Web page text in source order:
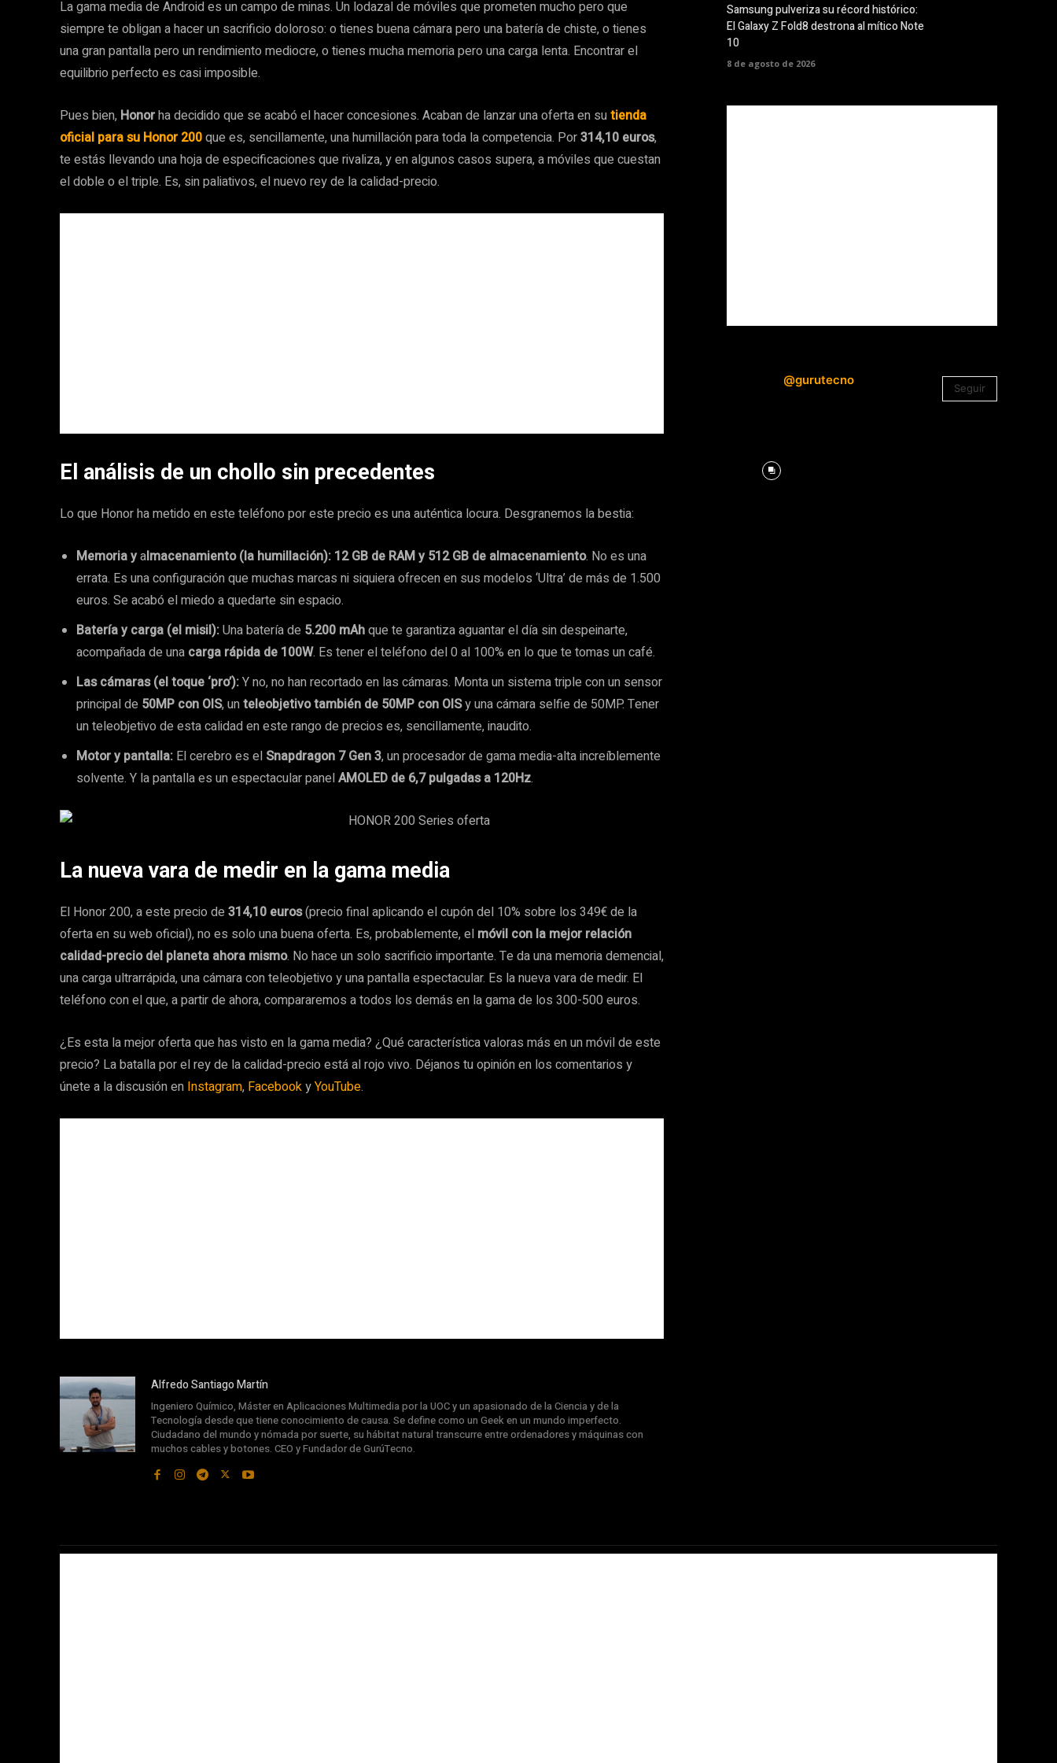
La gama media de Android es un campo de minas. Un lodazal de móviles que prometen mucho pero que
siempre te obligan a hacer un sacrificio doloroso: o tienes buena cámara pero una batería de chiste, o tienes
una gran pantalla pero un rendimiento mediocre, o tienes mucha memoria pero una carga lenta. Encontrar el
equilibrio perfecto es casi imposible.
Pues bien, Honorha decidido que se acabó el hacer concesiones. Acaban de lanzar una oferta en sutienda
oficial para su Honor 200que es, sencillamente, una humillación para toda la competencia. Por314,10 euros,
te estás llevando una hoja de especificaciones que rivaliza, y en algunos casos supera, a móviles que cuestan
el doble o el triple. Es, sin paliativos, el nuevo rey de la calidad-precio.
El análisis de un chollo sin precedentes
Lo que Honor ha metido en este teléfono por este precio es una auténtica locura. Desgranemos la bestia:
Memoria yalmacenamiento (la humillación): 12 GB de RAM y 512 GB de almacenamiento. No es una
errata. Es una configuración que muchas marcas ni siquiera ofrecen en sus modelos ‘Ultra’ de más de 1.500
euros. Se acabó el miedo a quedarte sin espacio.
Batería y carga (el misil):Una batería de 5.200 mAhque te garantiza aguantar el día sin despeinarte,
acompañada de una carga rápida de 100W. Es tener el teléfono del 0 al 100% en lo que te tomas un café.
Las cámaras (el toque ‘pro’):Y no, no han recortado en las cámaras. Monta un sistema triple con un sensor
principal de 50MP con OIS, unteleobjetivo también de 50MP con OISy una cámara selfie de 50MP. Tener
un teleobjetivo de esta calidad en este rango de precios es, sencillamente, inaudito.
Motor y pantalla: El cerebro es el Snapdragon 7 Gen 3, un procesador de gama media-alta increíblemente
solvente. Y la pantalla es un espectacular panelAMOLED de 6,7 pulgadas a 120Hz.
La nueva vara de medir en la gama media
El Honor 200, a este precio de 314,10 euros(precio final aplicando el cupón del 10% sobre los 349€ de la
oferta en su web oficial), no es solo una buena oferta. Es, probablemente, el móvil con la mejor relación
calidad-precio del planeta ahora mismo. No hace un solo sacrificio importante. Te da una memoria demencial,
una carga ultrarrápida, una cámara con teleobjetivo y una pantalla espectacular. Es la nueva vara de medir. El
teléfono con el que, a partir de ahora, compararemos a todos los demás en la gama de los 300-500 euros.
¿Es esta la mejor oferta que has visto en la gama media? ¿Qué característica valoras más en un móvil de este
precio? La batalla por el rey de la calidad-precio está al rojo vivo. Déjanos tu opinión en los comentarios y
únete a la discusión en Instagram, FacebookyYouTube.
Alfredo Santiago Martín
Ingeniero Químico, Máster en Aplicaciones Multimedia por la UOC y un apasionado de la Ciencia y de la
Tecnología desde que tiene conocimiento de causa. Se define como un Geek en un mundo imperfecto.
Ciudadano del mundo y nómada por suerte, su hábitat natural transcurre entre ordenadores y máquinas con
muchos cables y botones. CEO y Fundador de GurúTecno.
Samsung pulveriza su récord histórico:
El Galaxy Z Fold8 destrona al mítico Note
10
8 de agosto de 2026
@gurutecno
Seguir